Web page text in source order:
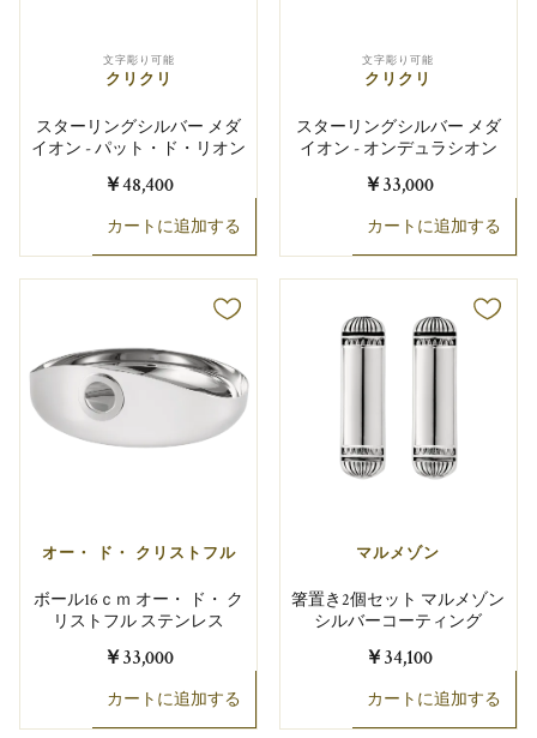
文字彫り可能
クリクリ
スターリングシルバー メダ
イオン - パット・ド・リオン
￥48,400
カートに追加する
文字彫り可能
クリクリ
スターリングシルバー メダ
イオン - オンデュラシオン
￥33,000
カートに追加する
オー・ ド・ クリストフル
ボール16ｃｍ オー・ ド・ ク
リストフル ステンレス
￥33,000
カートに追加する
マルメゾン
箸置き2個セット マルメゾン
シルバーコーティング
￥34,100
カートに追加する